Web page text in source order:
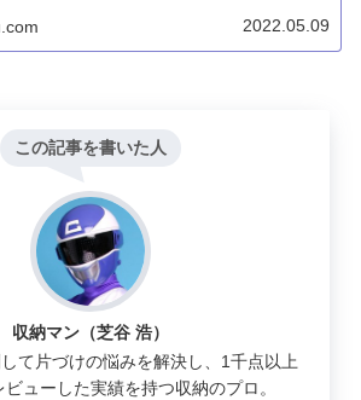
で、2番手のアイリスオーヤマ・メタルラックも含めてオ
ススメをピックアップしてみました。
2022.05.09
この記事を書いた人
収納マン（芝谷 浩）
て片づけの悩みを解決し、1千点以上
ューした実績を持つ収納のプロ。